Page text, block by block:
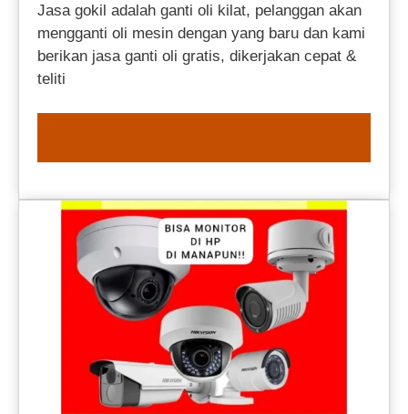
Jasa gokil adalah ganti oli kilat, pelanggan akan
mengganti oli mesin dengan yang baru dan kami
berikan jasa ganti oli gratis, dikerjakan cepat &
teliti